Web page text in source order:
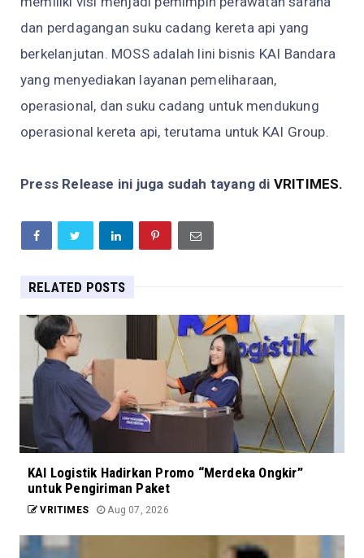
dan perdagangan suku cadang kereta api yang
berkelanjutan. MOSS adalah lini bisnis KAI Bandara
yang menyediakan layanan pemeliharaan,
operasional, dan suku cadang untuk mendukung
operasional kereta api, terutama untuk KAI Group.
Press Release ini juga sudah tayang di VRITIMES.
RELATED POSTS
KAI Logistik Hadirkan Promo “Merdeka Ongkir”
untuk Pengiriman Paket
VRITIMES Aug 07, 2026